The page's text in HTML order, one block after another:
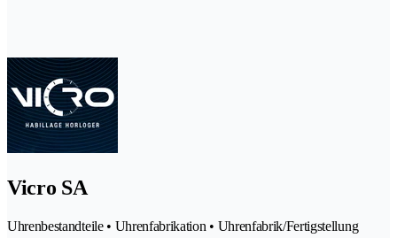
Vicro SA
Uhrenbestandteile • Uhrenfabrikation • Uhrenfabrik/Fertigstellung